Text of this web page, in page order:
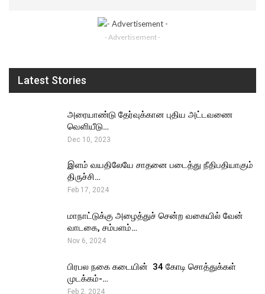
- Advertisement -
Latest Stories
அரையாண்டு தேர்வுக்கான புதிய அட்டவணை
வெளியீடு…
Dec 10, 2023
இளம் வயதிலேயே சாதனை படைத்து நீதிபதியாகும்
திருச்சி…
Feb 17, 2024
மாநாட்டுக்கு அழைத்துச் சென்ற வகையில் வேன்
வாடகை, சம்பளம்…
Nov 6, 2024
பிரபல நகை கடையின் ₹ 34 கோடி சொத்துக்கள்
முடக்கம்-…
Feb 2, 2024